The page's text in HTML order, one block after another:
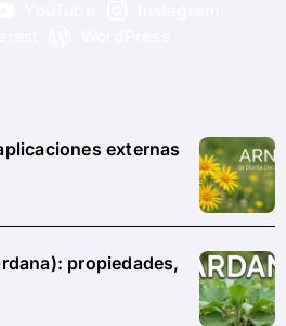
externas
propiedades,